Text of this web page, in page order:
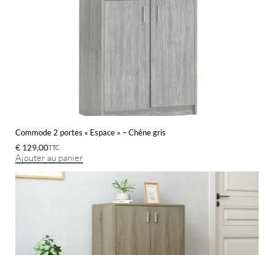
Commode 2 portes « Espace » – Chêne gris
€ 129,00TTC
Ajouter au panier